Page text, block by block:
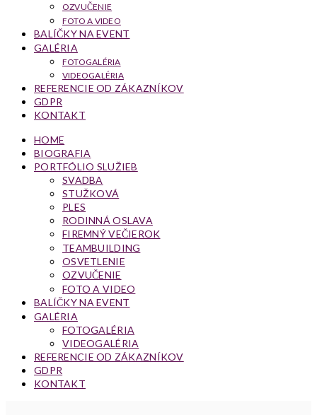
OZVUČENIE
FOTO A VIDEO
BALÍČKY NA EVENT
GALÉRIA
FOTOGALÉRIA
VIDEOGALÉRIA
REFERENCIE OD ZÁKAZNÍKOV
GDPR
KONTAKT
HOME
BIOGRAFIA
PORTFÓLIO SLUŽIEB
SVADBA
STUŽKOVÁ
PLES
RODINNÁ OSLAVA
FIREMNÝ VEČIEROK
TEAMBUILDING
OSVETLENIE
OZVUČENIE
FOTO A VIDEO
BALÍČKY NA EVENT
GALÉRIA
FOTOGALÉRIA
VIDEOGALÉRIA
REFERENCIE OD ZÁKAZNÍKOV
GDPR
KONTAKT